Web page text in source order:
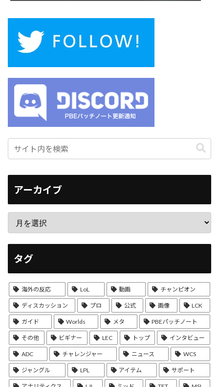
アーカイブ
タグ
海外の反応 LoL 動画 チャンピオン
ディスカッション プロ 公式 画像 LCK
ガイド Worlds メタ PBEパッチノート
その他 ビギナー LEC トップ インタビュー
ADC チャレンジャー ニュース WCS
ジャングル LPL アイテム サポート